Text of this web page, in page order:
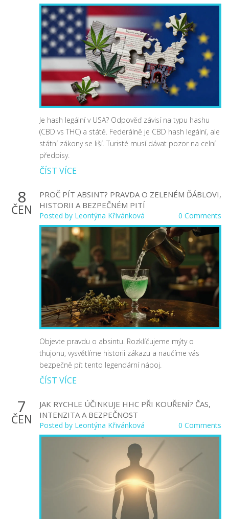
Je hash legální v USA? Odpověď závisí na typu hashu
(CBD vs THC) a státě. Federálně je CBD hash legální, ale
státní zákony se liší. Turisté musí dávat pozor na celní
předpisy.
ČÍST VÍCE
8
ČEN
PROČ PÍT ABSINT? PRAVDA O ZELENÉM ĎÁBLOVI,
HISTORII A BEZPEČNÉM PITÍ
Posted by Leontýna Křivánková 0 Comments
Objevte pravdu o absintu. Rozklíčujeme mýty o
thujonu, vysvětlíme historii zákazu a naučíme vás
bezpečně pít tento legendární nápoj.
ČÍST VÍCE
7
ČEN
JAK RYCHLE ÚČINKUJE HHC PŘI KOUŘENÍ? ČAS,
INTENZITA A BEZPEČNOST
Posted by Leontýna Křivánková 0 Comments